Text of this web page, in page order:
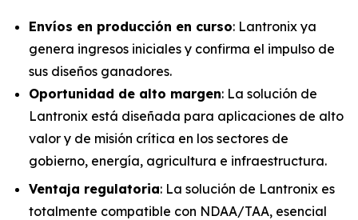
Envíos en producción en curso: Lantronix ya
genera ingresos iniciales y confirma el impulso de
sus diseños ganadores.
Oportunidad de alto margen: La solución de
Lantronix está diseñada para aplicaciones de alto
valor y de misión crítica en los sectores de
gobierno, energía, agricultura e infraestructura.
Ventaja regulatoria: La solución de Lantronix es
totalmente compatible con NDAA/TAA, esencial